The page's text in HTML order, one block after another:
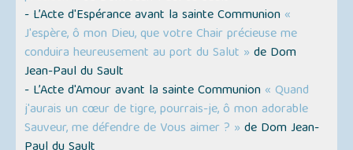
- L’Acte d'Espérance avant la sainte Communion «
J'espère, ô mon Dieu, que votre Chair précieuse me
conduira heureusement au port du Salut » de Dom
Jean-Paul du Sault
- L’Acte d'Amour avant la sainte Communion « Quand
j'aurais un cœur de tigre, pourrais-je, ô mon adorable
Sauveur, me défendre de Vous aimer ? » de Dom Jean-